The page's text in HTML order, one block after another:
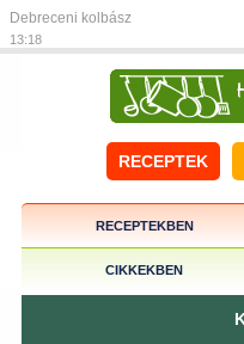
Debreceni kolbász
13:18
RECEPTEK
RECEPTEKBEN
CIKKEKBEN